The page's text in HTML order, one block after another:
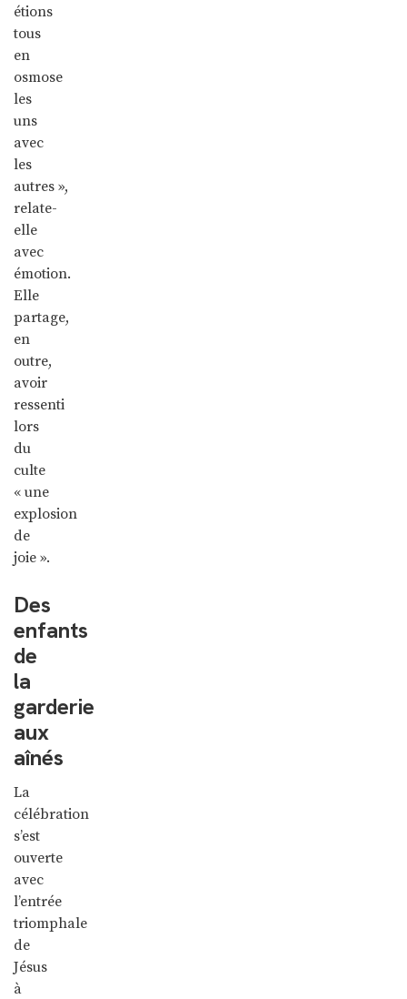
étions
tous
en
osmose
les
uns
avec
les
autres »,
relate-
elle
avec
émotion.
Elle
partage,
en
outre,
avoir
ressenti
lors
du
culte
« une
explosion
de
joie ».
Des
enfants
de
la
garderie
aux
aînés
La
célébration
s’est
ouverte
avec
l’entrée
triomphale
de
Jésus
à